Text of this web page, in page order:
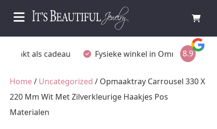
Fysieke winkel in Ommen Gratis achteraf betalen
8.9
Home/ Uncategorized / Opmaaktray Carrousel 330 X
220 Mm Wit Met Zilverkleurige Haakjes Pos
Materialen